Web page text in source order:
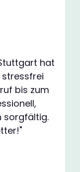
hat
bis zum
sorgfältig.